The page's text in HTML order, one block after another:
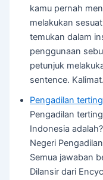
kamu pernah
melakukan
temukan dalam
penggunaan
petunjuk
sentence.
Pengadilan
Pengadilan
Indonesia
Negeri
Semua jawaban
Dilansir dari